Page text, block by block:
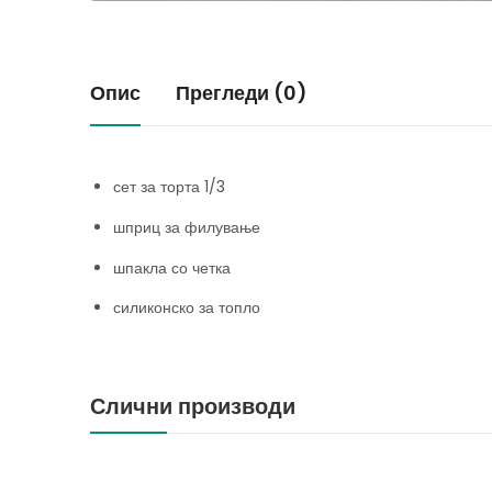
Опис Прегледи (0)
сет за торта 1/3
шприц за филување
шпакла со четка
силиконско за топло
Слични производи